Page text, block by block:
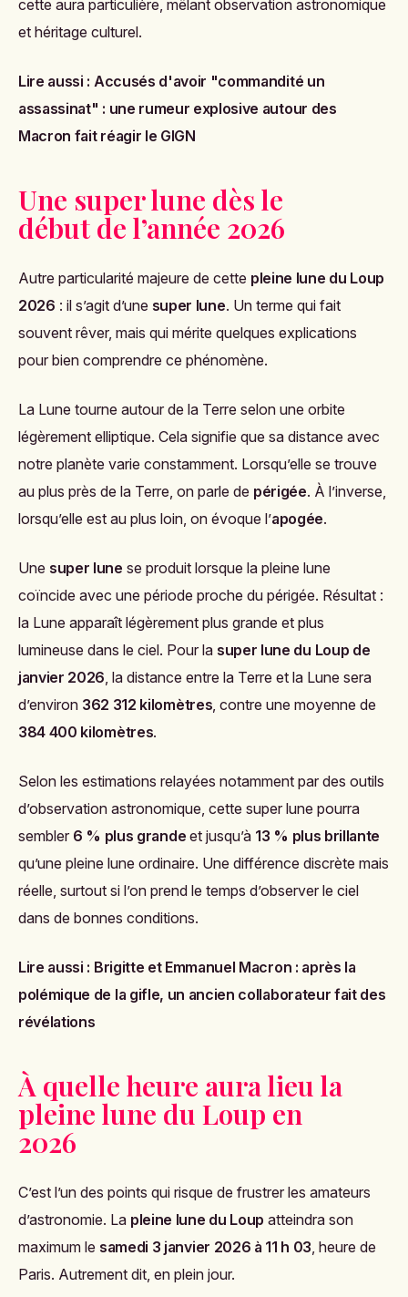
cette aura particulière, mêlant observation astronomique
et héritage culturel.
Lire aussi : Accusés d'avoir "commandité un
assassinat" : une rumeur explosive autour des
Macron fait réagir le GIGN
Une super lune dès le
début de l’année 2026
Autre particularité majeure de cette pleine lune du Loup
2026 : il s’agit d’une super lune. Un terme qui fait
souvent rêver, mais qui mérite quelques explications
pour bien comprendre ce phénomène.
La Lune tourne autour de la Terre selon une orbite
légèrement elliptique. Cela signifie que sa distance avec
notre planète varie constamment. Lorsqu’elle se trouve
au plus près de la Terre, on parle de périgée. À l’inverse,
lorsqu’elle est au plus loin, on évoque l’apogée.
Une super lune se produit lorsque la pleine lune
coïncide avec une période proche du périgée. Résultat :
la Lune apparaît légèrement plus grande et plus
lumineuse dans le ciel. Pour la super lune du Loup de
janvier 2026 , la distance entre la Terre et la Lune sera
d’environ 362 312 kilomètres , contre une moyenne de
384 400 kilomètres.
Selon les estimations relayées notamment par des outils
d’observation astronomique, cette super lune pourra
sembler 6 % plus grande et jusqu’à 13 % plus brillante
qu’une pleine lune ordinaire. Une différence discrète mais
réelle, surtout si l’on prend le temps d’observer le ciel
dans de bonnes conditions.
Lire aussi : Brigitte et Emmanuel Macron : après la
polémique de la gifle, un ancien collaborateur fait des
révélations
À quelle heure aura lieu la
pleine lune du Loup en
2026
C’est l’un des points qui risque de frustrer les amateurs
d’astronomie. La pleine lune du Loup atteindra son
maximum le samedi 3 janvier 2026 à 11 h 03 , heure de
Paris. Autrement dit, en plein jour.